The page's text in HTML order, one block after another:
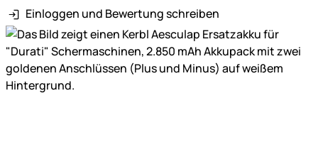
Einloggen und Bewertung schreiben
Produktgalerie